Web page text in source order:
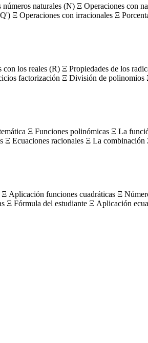
naturales (N) Ξ Operaciones con
Ξ Operaciones con irracionales Ξ
los reales (R) Ξ Propiedades de los
factorización Ξ División de
Ξ Funciones polinómicas Ξ La
Ξ Ecuaciones racionales Ξ La
Aplicación funciones cuadráticas Ξ
Ξ Fórmula del estudiante Ξ Aplicación